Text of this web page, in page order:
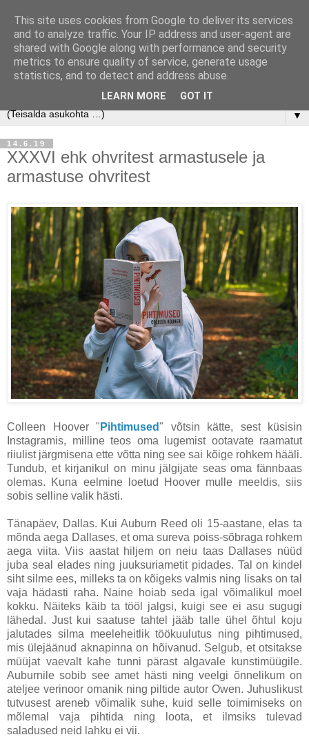
▼
14.6.19
XXXVI ehk ohvritest armastusele ja
armastuse ohvritest
Colleen Hoover " Pihtimused" võtsin kätte, sest küsisin
Instagramis, milline teos oma lugemist ootavate raamatut
riiulist järgmisena ette võtta ning see sai kõige rohkem hääli.
Tundub, et kirjanikul on minu jälgijate seas oma fännbaas
olemas. Kuna eelmine loetud Hoover mulle meeldis, siis
sobis selline valik hästi.
Tänapäev, Dallas. Kui Auburn Reed oli 15-aastane, elas ta
mõnda aega Dallases, et oma sureva poiss-sõbraga rohkem
aega viita. Viis aastat hiljem on neiu taas Dallases nüüd
juba seal elades ning juuksuriametit pidades. Tal on kindel
siht silme ees, milleks ta on kõigeks valmis ning lisaks on tal
vaja hädasti raha. Naine hoiab seda igal võimalikul moel
kokku. Näiteks käib ta tööl jalgsi, kuigi see ei asu sugugi
lähedal. Just kui saatuse tahtel jääb talle ühel õhtul koju
jalutades silma meeleheitlik töökuulutus ning pihtimused,
mis ülejäänud aknapinna on hõivanud. Selgub, et otsitakse
müüjat vaevalt kahe tunni pärast algavale kunstimüügile.
Auburnile sobib see amet hästi ning veelgi õnnelikum on
ateljee verinoor omanik ning piltide autor Owen. Juhuslikust
tutvusest areneb võimalik suhe, kuid selle toimimiseks on
mõlemal vaja pihtida ning loota, et ilmsiks tulevad
saladused neid lahku ei vii.
This site uses cookies from Google to deliver its services
and to analyze traffic. Your IP address and user-agent are
shared with Google along with performance and security
metrics to ensure quality of service, generate usage
statistics, and to detect and address abuse.
LEARN MORE GOT IT